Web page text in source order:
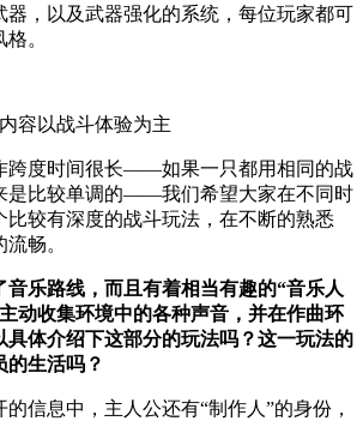
器，以及武器强化的系统，每位玩家都可
。
容以战斗体验为主
跨度时间很长——如果一只都用相同的战
是比较单调的——我们希望大家在不同时
比较有深度的战斗玩法，在不断的熟悉
畅。
音乐路线，而且有着相当有趣的“音乐人
动收集环境中的各种声音，并在作曲环
具体介绍下这部分的玩法吗？这一玩法的
的生活吗？
信息中，主人公还有“制作人”的身份，